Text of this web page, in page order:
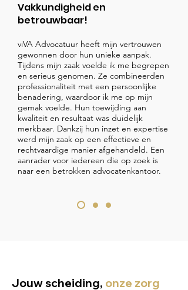
Vakkundigheid en
betrouwbaar!
viVA Advocatuur heeft mijn vertrouwen
gewonnen door hun unieke aanpak.
Tijdens mijn zaak voelde ik me begrepen
en serieus genomen. Ze combineerden
professionaliteit met een persoonlijke
benadering, waardoor ik me op mijn
gemak voelde. Hun toewijding aan
kwaliteit en resultaat was duidelijk
merkbaar. Dankzij hun inzet en expertise
werd mijn zaak op een effectieve en
rechtvaardige manier afgehandeld. Een
aanrader voor iedereen die op zoek is
naar een betrokken advocatenkantoor.
Jouw scheiding, onze zorg